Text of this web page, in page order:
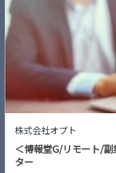
株式会社オプト
＜博報堂G/リモート/
ター